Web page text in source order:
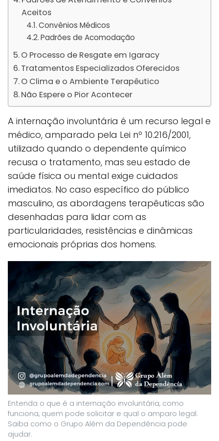
Aceitos
Convênios Médicos
Padrões de Acomodação
O Processo de Resgate em Igaracy
Tratamentos Especializados Oferecidos
O Clima e o Ambiente Terapêutico
Não Espere o Pior Acontecer
A internação involuntária é um recurso legal e
médico, amparado pela Lei nº 10.216/2001,
utilizado quando o dependente químico
recusa o tratamento, mas seu estado de
saúde física ou mental exige cuidados
imediatos. No caso específico do público
masculino, as abordagens terapêuticas são
desenhadas para lidar com as
particularidades, resistências e dinâmicas
emocionais próprias dos homens.
Entenda o que é a internação involuntária, como
funciona, quem pode solicitar e qual o amparo legal.
Saiba como o Grupo Além da Dependência pode
ajudar.